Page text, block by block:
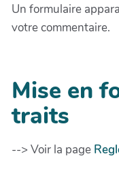
Un formulaire
votre commentaire.
Mise en
traits
--> Voir la page